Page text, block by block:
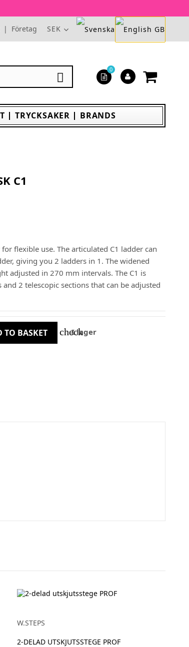
| Företag SEK

0
TRYCKSAKER BRANDS
C1
flexible use. The articulated C1 ladder can
giving you 2 ladders in 1. The widened
adjusted in 270 mm intervals. The C1 is
2 telescopic sections that can be adjusted
TO BASKET check
I lager
W.STEPS
2-DELAD UTSKJUTSSTEGE PROF